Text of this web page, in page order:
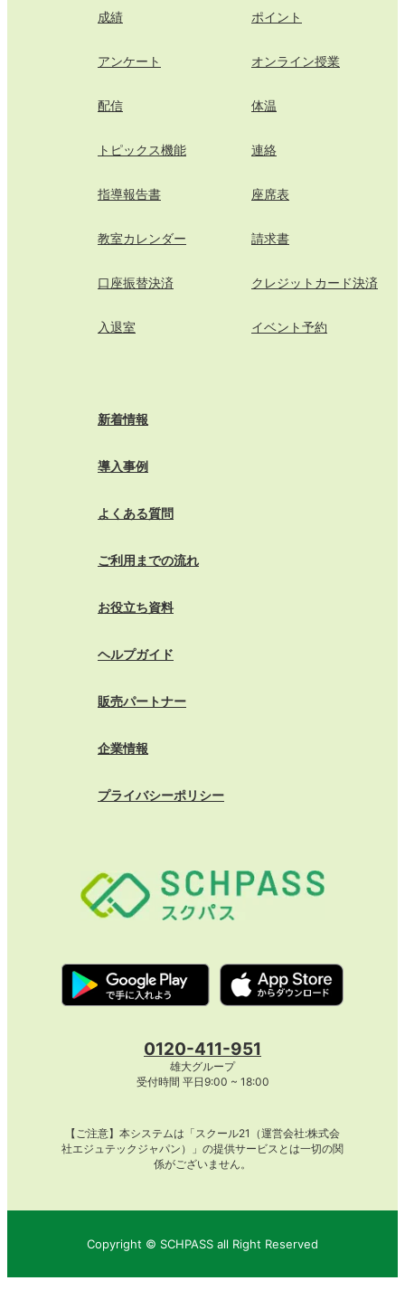
成績 ポイント
アンケート オンライン授業
配信 体温
トピックス機能 連絡
指導報告書 座席表
教室カレンダー 請求書
口座振替決済 クレジットカード決済
入退室 イベント予約
新着情報
導入事例
よくある質問
ご利用までの流れ
お役立ち資料
ヘルプガイド
販売パートナー
企業情報
プライバシーポリシー
0120-411-951
雄大グループ
受付時間 平日9:00 ~ 18:00
【ご注意】本システムは「スクール21（運営会社:株式会
社エジュテックジャパン）」の提供サービスとは一切の関
係がございません。
Copyright ©︎ SCHPASS all Right Reserved